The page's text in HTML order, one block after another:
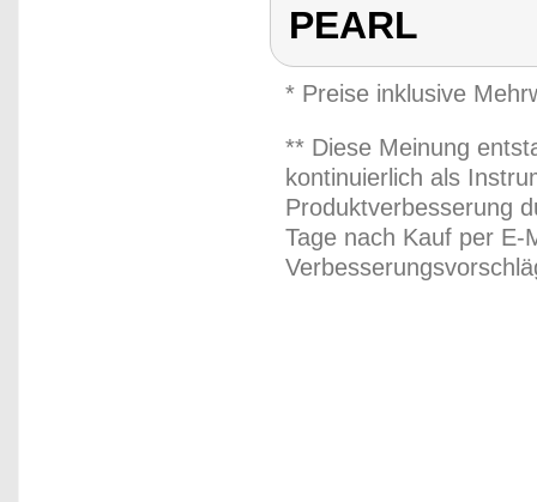
PEARL
* Preise inklusive
** Diese Meinung
kontinuierlich als
Produktverbesserung
Tage nach Kauf per E-